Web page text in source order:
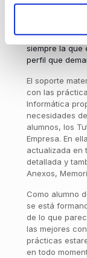
Para que los
aplicar a las
obtenerlas por
siempre la que
perfil que
El soporte
con las
Informática
necesidades
alumnos, los
Empresa. En
actualizada en
detallada y
Anexos,
Como alumno
se está
de lo que
las mejores
prácticas
en todo